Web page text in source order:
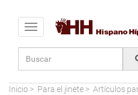
Toggle navigation
Inicio > Para el jinete > Artículos